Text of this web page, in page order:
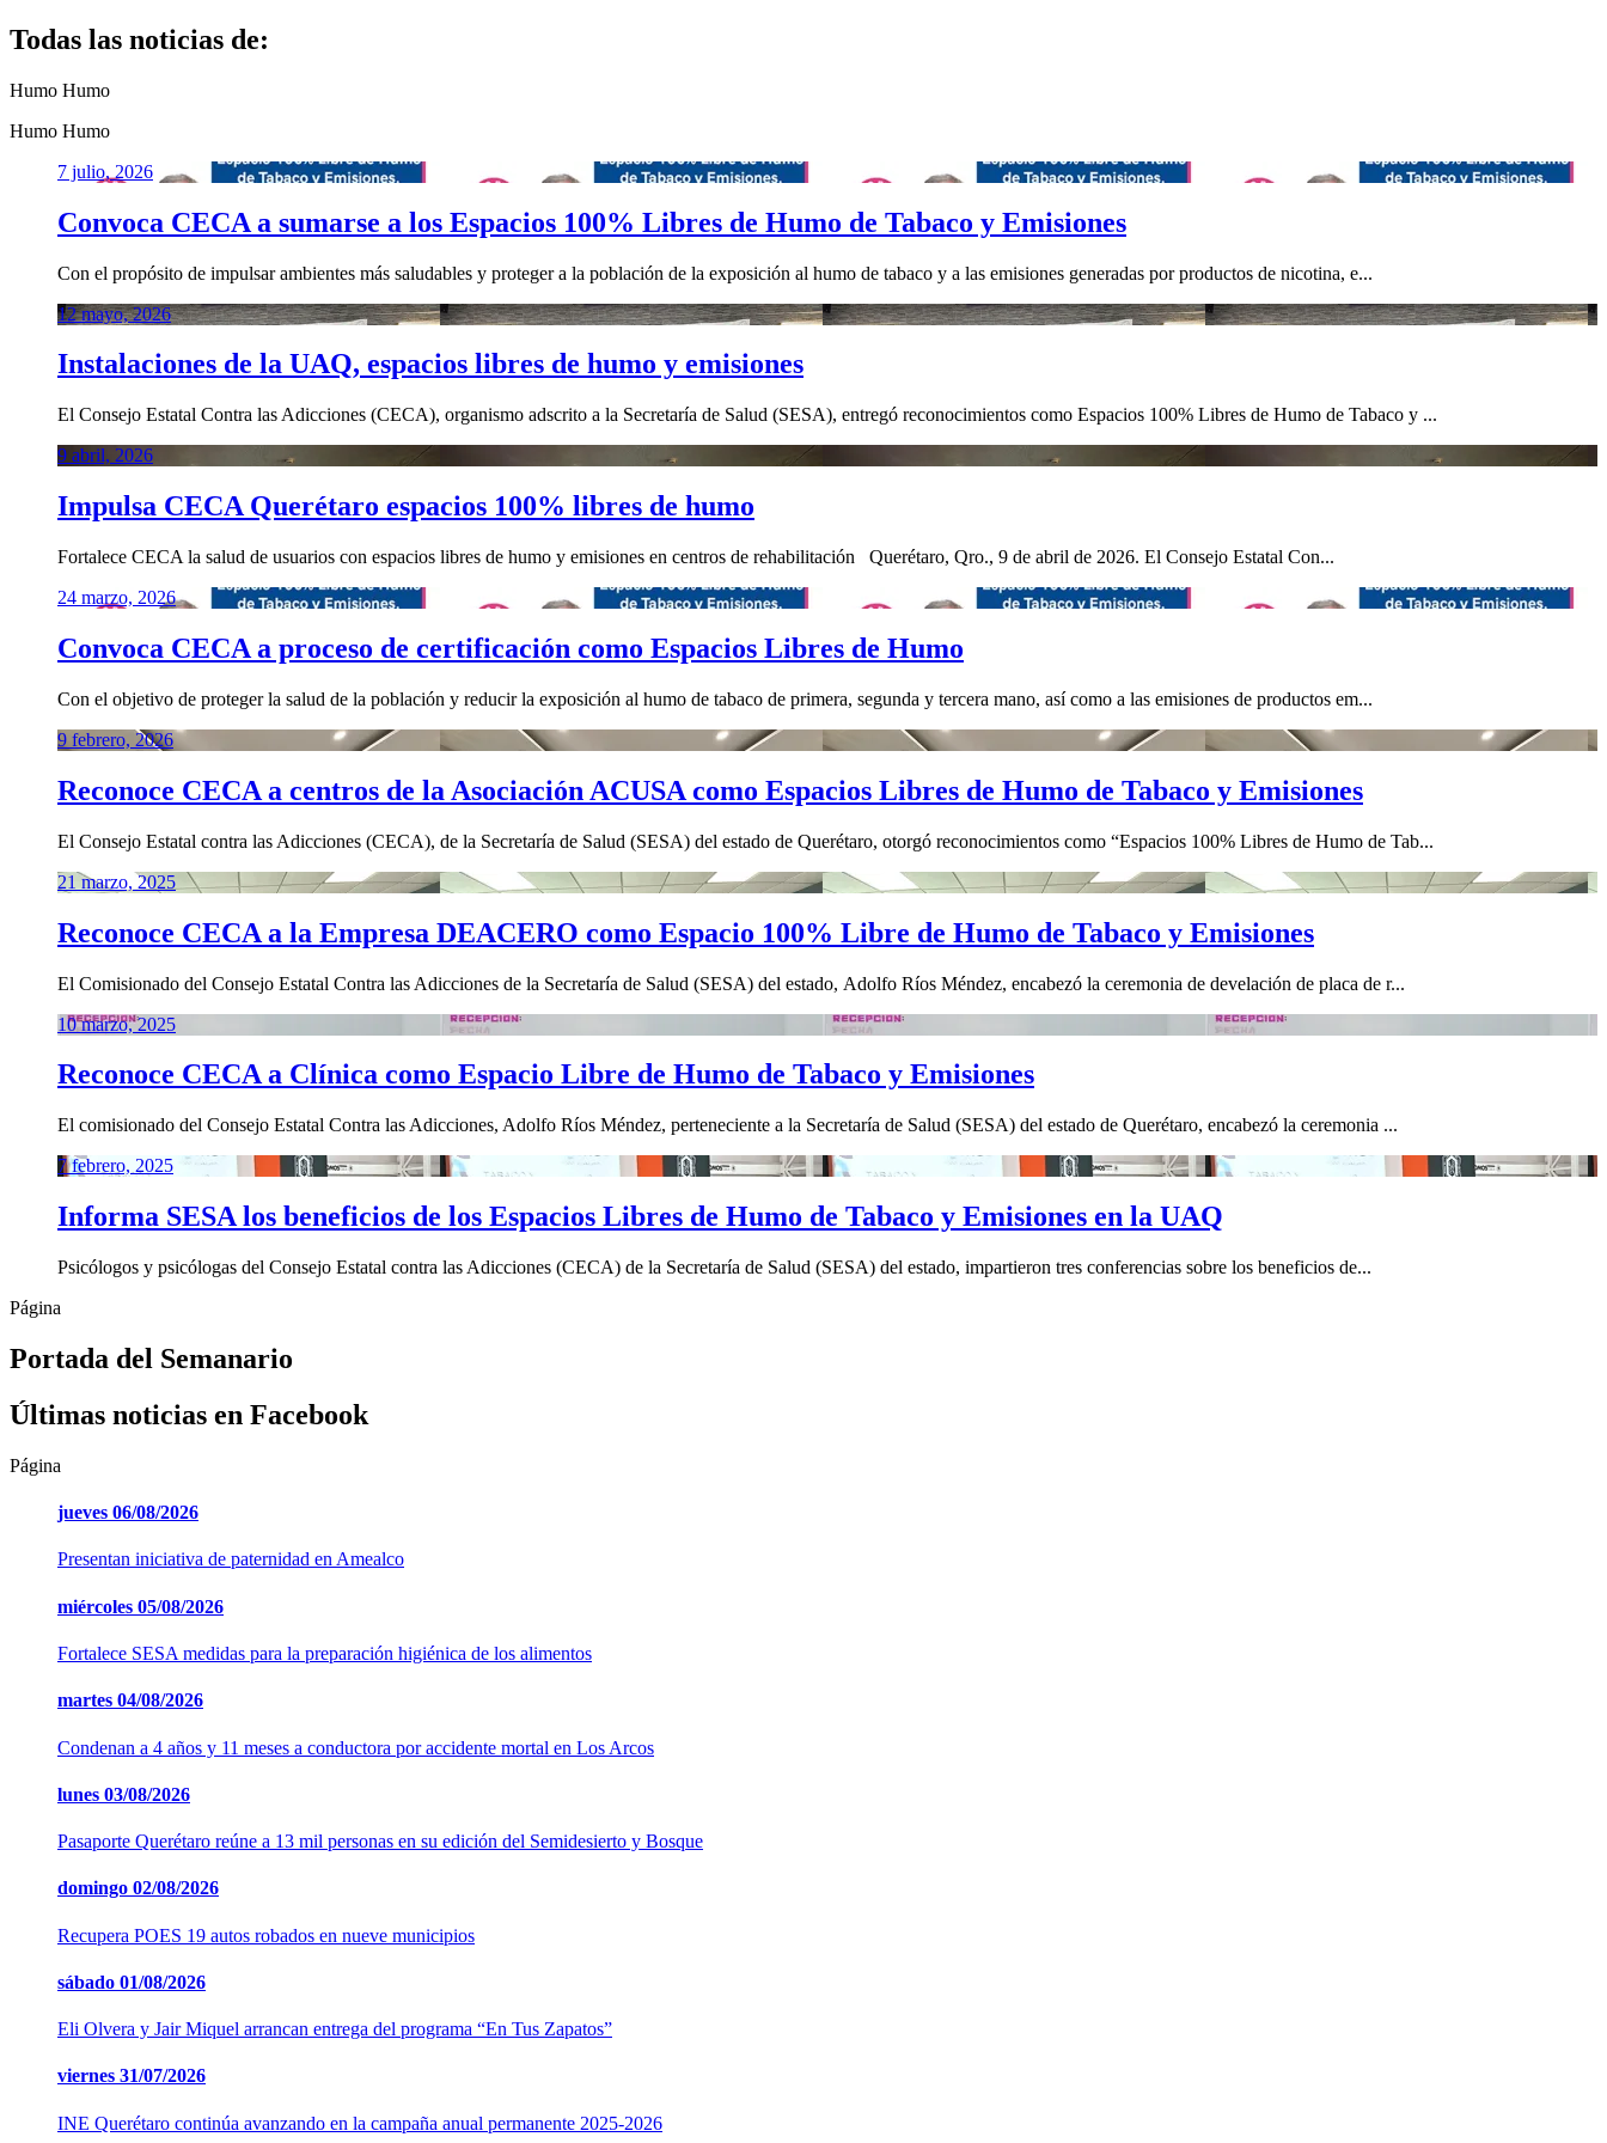
Todas las noticias de:
Humo Humo
Humo Humo
7 julio, 2026
Convoca CECA a sumarse a los Espacios 100% Libres de Humo de Tabaco y Emisiones
Con el propósito de impulsar ambientes más saludables y proteger a la población de la exposición al humo de tabaco y a las emisiones generadas por productos de nicotina, e...
12 mayo, 2026
Instalaciones de la UAQ, espacios libres de humo y emisiones
El Consejo Estatal Contra las Adicciones (CECA), organismo adscrito a la Secretaría de Salud (SESA), entregó reconocimientos como Espacios 100% Libres de Humo de Tabaco y ...
9 abril, 2026
Impulsa CECA Querétaro espacios 100% libres de humo
Fortalece CECA la salud de usuarios con espacios libres de humo y emisiones en centros de rehabilitación Querétaro, Qro., 9 de abril de 2026. El Consejo Estatal Con...
24 marzo, 2026
Convoca CECA a proceso de certificación como Espacios Libres de Humo
Con el objetivo de proteger la salud de la población y reducir la exposición al humo de tabaco de primera, segunda y tercera mano, así como a las emisiones de productos em...
9 febrero, 2026
Reconoce CECA a centros de la Asociación ACUSA como Espacios Libres de Humo de Tabaco y Emisiones
El Consejo Estatal contra las Adicciones (CECA), de la Secretaría de Salud (SESA) del estado de Querétaro, otorgó reconocimientos como “Espacios 100% Libres de Humo de Tab...
21 marzo, 2025
Reconoce CECA a la Empresa DEACERO como Espacio 100% Libre de Humo de Tabaco y Emisiones
El Comisionado del Consejo Estatal Contra las Adicciones de la Secretaría de Salud (SESA) del estado, Adolfo Ríos Méndez, encabezó la ceremonia de develación de placa de r...
10 marzo, 2025
Reconoce CECA a Clínica como Espacio Libre de Humo de Tabaco y Emisiones
El comisionado del Consejo Estatal Contra las Adicciones, Adolfo Ríos Méndez, perteneciente a la Secretaría de Salud (SESA) del estado de Querétaro, encabezó la ceremonia ...
7 febrero, 2025
Informa SESA los beneficios de los Espacios Libres de Humo de Tabaco y Emisiones en la UAQ
Psicólogos y psicólogas del Consejo Estatal contra las Adicciones (CECA) de la Secretaría de Salud (SESA) del estado, impartieron tres conferencias sobre los beneficios de...
Página
Portada del Semanario
Últimas noticias en Facebook
Página
jueves 06/08/2026
Presentan iniciativa de paternidad en Amealco
miércoles 05/08/2026
Fortalece SESA medidas para la preparación higiénica de los alimentos
martes 04/08/2026
Condenan a 4 años y 11 meses a conductora por accidente mortal en Los Arcos
lunes 03/08/2026
Pasaporte Querétaro reúne a 13 mil personas en su edición del Semidesierto y Bosque
domingo 02/08/2026
Recupera POES 19 autos robados en nueve municipios
sábado 01/08/2026
Eli Olvera y Jair Miquel arrancan entrega del programa “En Tus Zapatos”
viernes 31/07/2026
INE Querétaro continúa avanzando en la campaña anual permanente 2025-2026